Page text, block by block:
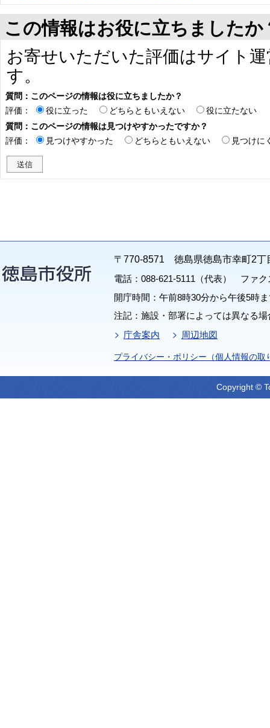
この情報はお役に立ちましたか
お寄せいただいた評価はサイト
す。
質問：このページの情報は役に立ちましたか？
評価：
役に立った どちらともいえない
役に立たない
質問：このページの情報は見つけやすかったですか？
評価：
見つけやすかった どちらともいえない 見つけに
〒770-8571 徳島県徳島市幸町2丁
電話：088-621-5111（代表） ファク
開庁時間：午前8時30分から午後5時
注記：施設・部署によっては異なる
庁舎案内
周辺地図
プライバシー・ポリシー（個人情報の取
Copyright ©